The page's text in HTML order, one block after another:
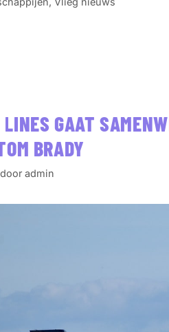
LINES GAAT
BRADY
door admin